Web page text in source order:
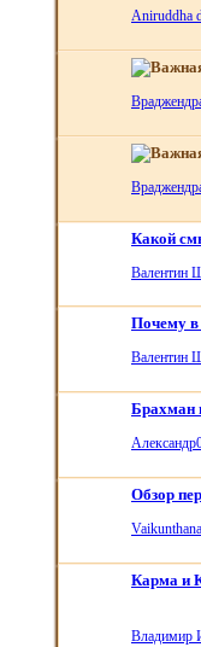
Aniruddha
Какой
Валентин
Почему
Валентин
Брахман
Обзор
Карма и
Владимир